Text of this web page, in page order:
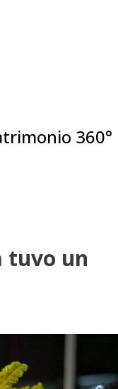
360°
tuvo un